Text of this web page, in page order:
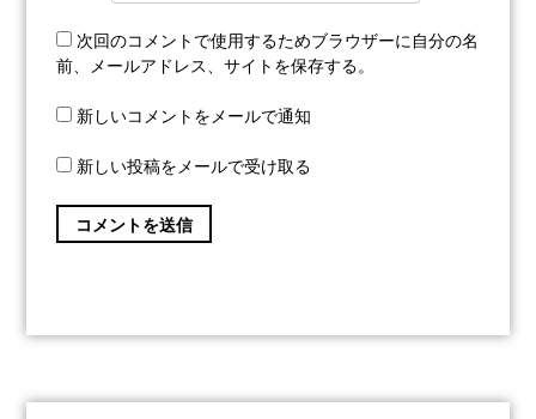
次回のコメントで使用するためブラウザーに自分の名
前、メールアドレス、サイトを保存する。
新しいコメントをメールで通知
新しい投稿をメールで受け取る